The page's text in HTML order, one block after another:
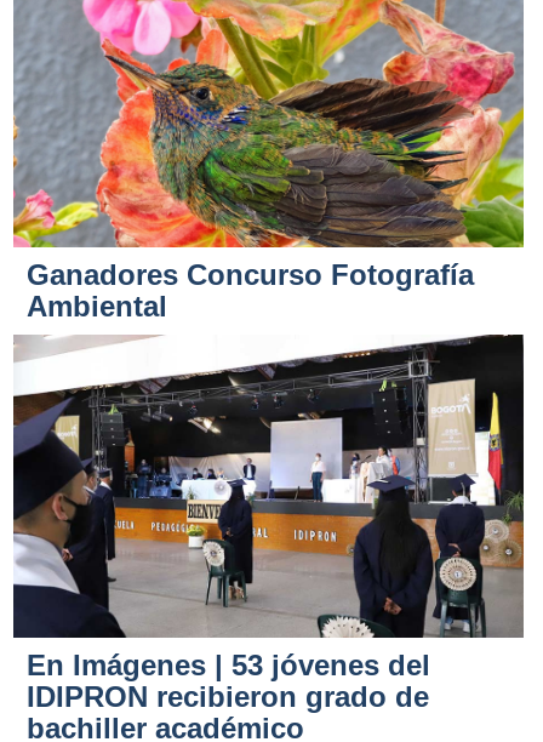
Ganadores Concurso Fotografía
Ambiental
En Imágenes | 53 jóvenes del
IDIPRON recibieron grado de
bachiller académico